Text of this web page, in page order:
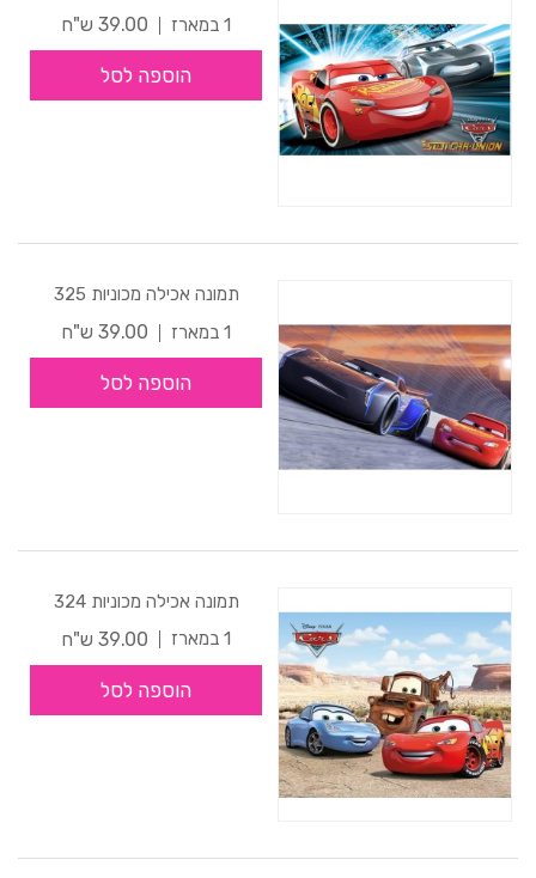
1 במארז
39.00 ש"ח
הוספה לסל
תמונה אכילה מכוניות 325
1 במארז
39.00 ש"ח
הוספה לסל
תמונה אכילה מכוניות 324
1 במארז
39.00 ש"ח
הוספה לסל